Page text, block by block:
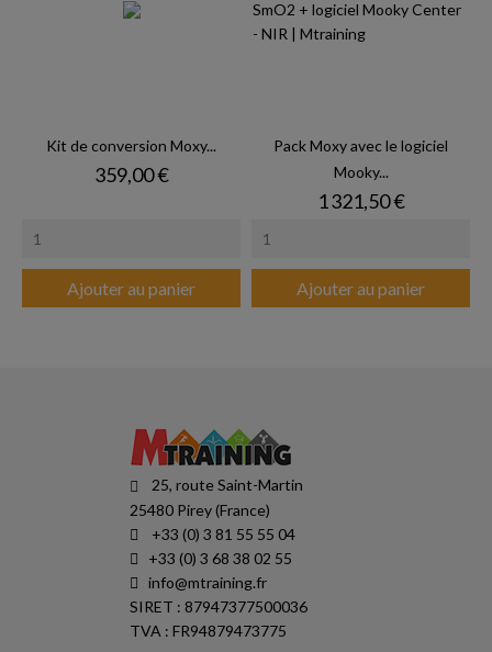
Kit de conversion Moxy...
Prix
359,00 €
Ajouter au panier
Pack Moxy avec le logiciel
Mooky...
Prix
1 321,50 €
Ajouter au panier
25, route Saint-Martin
25480 Pirey (France)
+33 (0) 3 81 55 55 04
+33 (0) 3 68 38 02 55
info@mtraining.fr
SIRET : 87947377500036
TVA : FR94879473775